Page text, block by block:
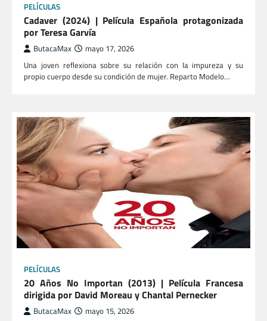
PELÍCULAS
Cadaver (2024) | Película Española protagonizada
por Teresa Garvía
ButacaMax mayo 17, 2026
Una joven reflexiona sobre su relación con la impureza y su
propio cuerpo desde su condición de mujer. Reparto Modelo…
PELÍCULAS
20 Años No Importan (2013) | Película Francesa
dirigida por David Moreau y Chantal Pernecker
ButacaMax mayo 15, 2026